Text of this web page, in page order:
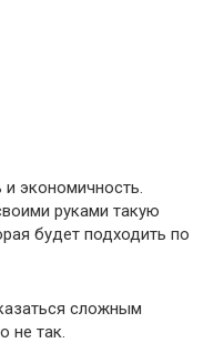
экономичность.
руками такую
будет подходить по
сложным
не так.